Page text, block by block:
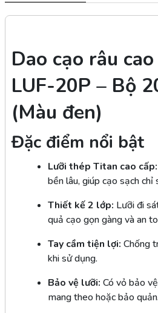
Dao cạo râu
LUF-20P – Bộ
(Màu đen)
Đặc điểm nổi bật
Lưỡi thép Titan cao cấp:
bền lâu, giúp cạo sạch
Thiết kế 2 lớp: Lưỡi đi
quả cạo gọn gàng và an
Tay cầm tiện lợi: Chống
khi sử dụng.
Bảo vệ lưỡi: Có vỏ bảo
mang theo hoặc bảo quản.